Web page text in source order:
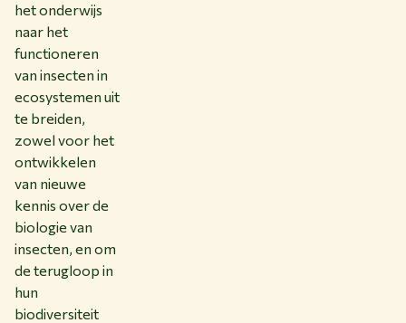
het onderwijs
naar het
functioneren
van insecten in
ecosystemen uit
te breiden,
zowel voor het
ontwikkelen
van nieuwe
kennis over de
biologie van
insecten, en om
de terugloop in
hun
biodiversiteit